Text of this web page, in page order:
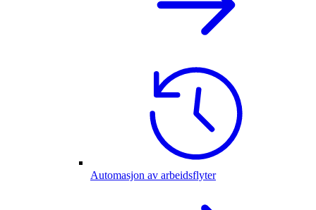
Automasjon av arbeidsflyter